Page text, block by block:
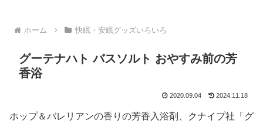
ホーム 快眠・安眠グッズいろいろ
グーテナハト バスソルト おやすみ前の芳
香浴
2020.09.04 2024.11.18
ホップ＆バレリアンの香りの芳香入浴剤、クナイプ社「グ